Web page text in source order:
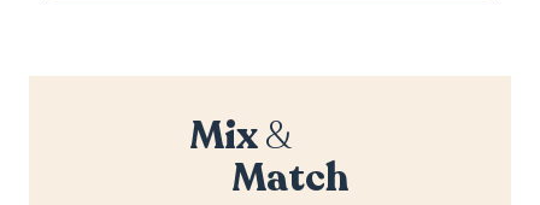
Mix&
Match